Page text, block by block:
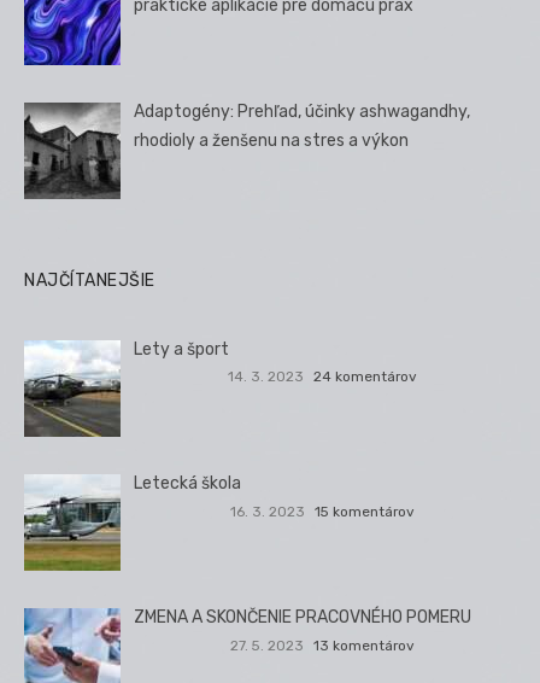
praktické aplikácie pre domácu prax
Adaptogény: Prehľad, účinky ashwagandhy,
rhodioly a ženšenu na stres a výkon
NAJČÍTANEJŠIE
Lety a šport
14. 3. 2023 24 komentárov
Letecká škola
16. 3. 2023 15 komentárov
ZMENA A SKONČENIE PRACOVNÉHO POMERU
27. 5. 2023 13 komentárov